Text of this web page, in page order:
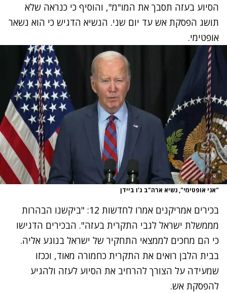
הסיוע בעזה תסבך את המו"מ", והוסיף כי כנראה שלא
תושג הפסקת אש עד יום שני. הנשיא הדגיש כי הוא נשאר
אופטימי.
"אני אופטימי", נשיא ארה"ב ג'ו ביידן
בכירים אמריקנים אמרו לחדשות 12: "ביקשנו הבהרות
מממשלת ישראל לגבי התקרית בעזה". הבכירים הדגישו
כי הם מחכים לממצאי התחקיר של ישראל בנוגע אליה.
בבית הלבן רואים את התקרית כחמורה מאוד, וככזו
שמעידה על הצורך להרחיב את הסיוע לעזה ולהגיע
להפסקת אש.